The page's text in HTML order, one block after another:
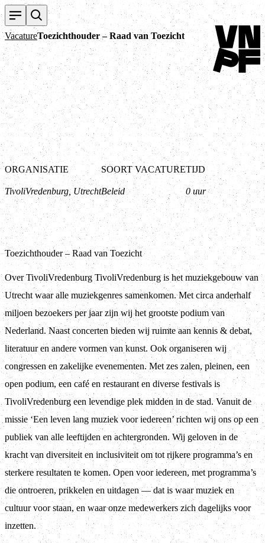
VacatureToezichthouder – Raad van Toezicht
Terug naar
ORGANISATIE
TivoliVredenburg, Utrecht
SOORT VACATURE
Beleid
TIJD
0 uur
Toezichthouder – Raad van Toezicht
Over TivoliVredenburg TivoliVredenburg is het muziekgebouw van
Utrecht waar alle muziekgenres samenkomen. Met circa anderhalf
miljoen bezoekers per jaar zijn wij het grootste podium van
Nederland. Naast concerten bieden wij ruimte aan kennis & debat,
literatuur en andere vormen van kunst. Ook organiseren wij
congressen en zakelijke evenementen. Met zes zalen, pleinen, een
open podium, een café en restaurant en diverse festivals is
TivoliVredenburg een levendige plek midden in de stad. Vanuit de
missie ‘Een leven lang muziek voor iedereen’ richten wij ons op een
publiek van alle leeftijden en achtergronden. Wij geloven in de
kracht van diversiteit en inclusiviteit om tot rijkere programma’s en
sterkere resultaten te komen. Open voor iedereen, met programma’s
die ontroeren, prikkelen en uitdagen — dat is waar muziek en
cultuur voor staan, en waar onze medewerkers zich dagelijks voor
inzetten.